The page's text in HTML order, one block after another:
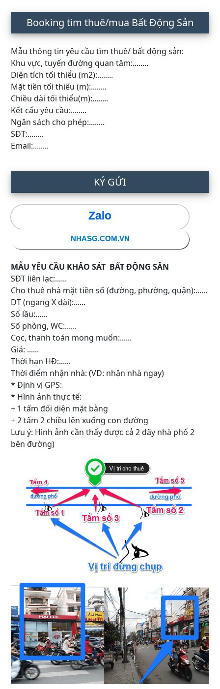
Booking tìm thuê/mua Bất Động Sản
Mẫu thông tin yêu cầu tìm thuê/ bất động sản:
Khu vực, tuyến đường quan tâm:........
Diện tích tối thiểu (m2):........
Mặt tiền tối thiếu (m):........
Chiều dài tối thiểu(m):........
Kết cấu yêu cầu:........
Ngân sách cho phép:........
SĐT:........
Email:........
KÝ GỬI
Zalo
NHASG.COM.VN
MẪU YÊU CẦU KHẢO SÁT BẤT ĐỘNG SẢN
SĐT liên lạc:......
Cho thuê nhà mặt tiền số (đường, phường, quận):......
DT (ngang X dài):......
Số lầu:......
Số phòng, WC:......
Cọc, thanh toán mong muốn:......
Giá: ......
Thời hạn HĐ:......
Thời điểm nhận nhà: (VD: nhận nhà ngay)
* Định vị GPS:
* Hình ảnh thực tế:
+ 1 tấm đối diện mặt bằng
+ 2 tấm 2 chiều lên xuống con đường
Lưu ý: Hình ảnh cần thấy được cả 2 dãy nhà phố 2
bên đường)